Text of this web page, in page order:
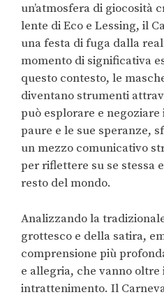
un’atmosfera di giocosità
lente di Eco e Lessing, il
una festa di fuga dalla
momento di significativa
questo contesto, le
diventano strumenti
può esplorare e negoziare
paure e le sue speranze,
un mezzo comunicativo
per riflettere su se stessa
resto del mondo.
Analizzando la
grottesco e della satira,
comprensione più
e allegria, che vanno oltre
intrattenimento. Il